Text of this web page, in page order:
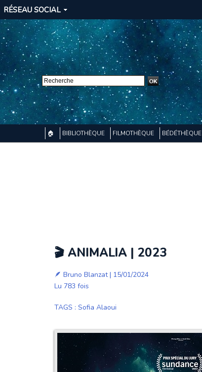
RÉSEAU SOCIAL
🏠 BIBLIOTHÈQUE FILMOTHÈQUE BÉDÉTHÈQUE
🎬 ANIMALIA | 2023
🪶 Bruno Blanzat| 15/01/2024
Lu 783 fois
TAGS : Sofia Alaoui